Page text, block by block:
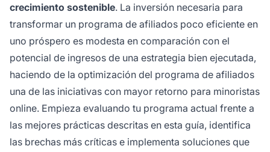
crecimiento sostenible. La inversión necesaria para
transformar un programa de afiliados poco eficiente en
uno próspero es modesta en comparación con el
potencial de ingresos de una estrategia bien ejecutada,
haciendo de la optimización del programa de afiliados
una de las iniciativas con mayor retorno para minoristas
online. Empieza evaluando tu programa actual frente a
las mejores prácticas descritas en esta guía, identifica
las brechas más críticas e implementa soluciones que